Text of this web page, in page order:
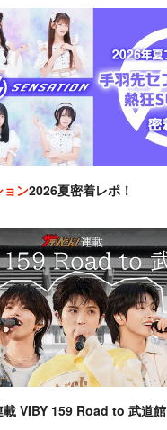
ョン2026夏密着レポ！
載 VIBY 159 Road to 武道館